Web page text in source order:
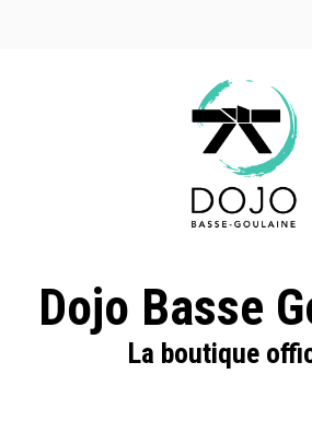
Retour à notre site
Facebook
Instagram
Se connecter
Panier (vide)
Dojo Basse
La boutique